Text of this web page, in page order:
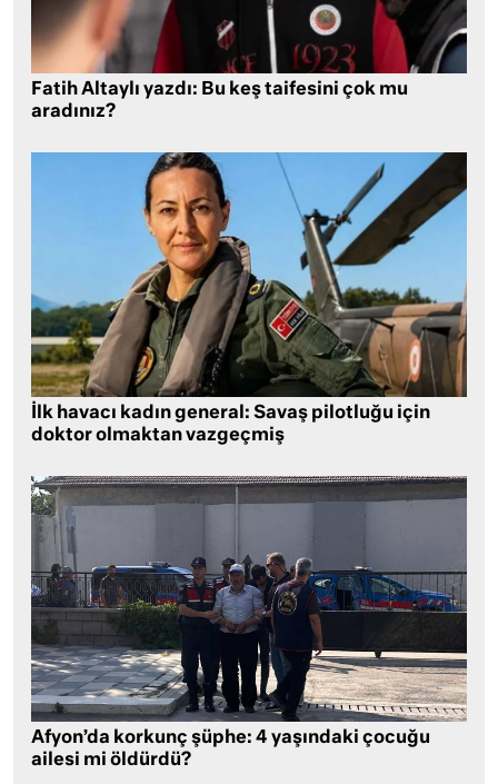
Fatih Altaylı yazdı: Bu keş taifesini çok mu
aradınız?
İlk havacı kadın general: Savaş pilotluğu için
doktor olmaktan vazgeçmiş
Afyon’da korkunç şüphe: 4 yaşındaki çocuğu
ailesi mi öldürdü?